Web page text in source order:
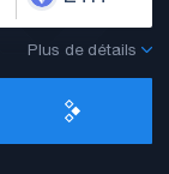
Plus de détails